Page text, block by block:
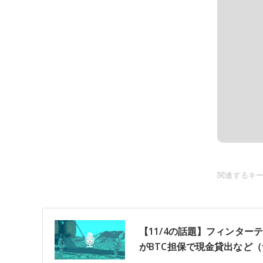
関連するキ
【11/4の話題】フィンター
がBTC担保で現金貸出など